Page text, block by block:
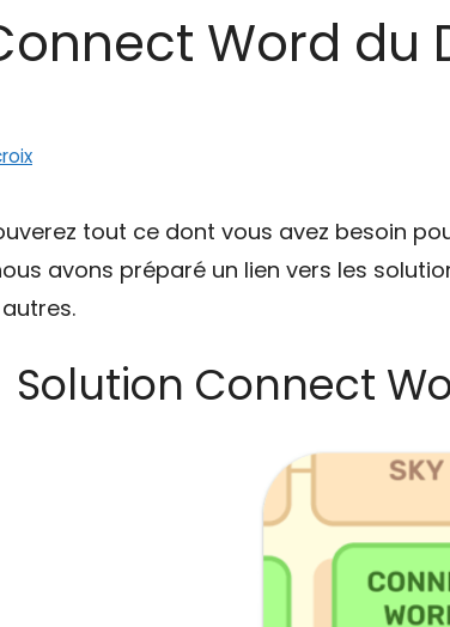
Word du
tout ce dont vous avez besoin
avons préparé un lien vers les
Solution Connect